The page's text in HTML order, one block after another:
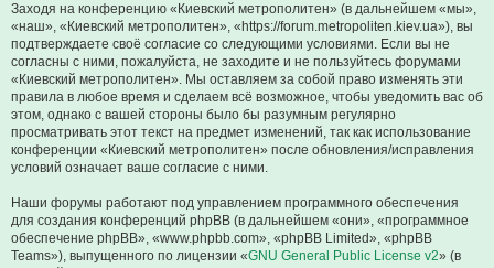
Заходя на конференцию «Киевский метрополитен» (в дальнейшем «мы»,
«наш», «Киевский метрополитен», «https://forum.metropoliten.kiev.ua»), вы
подтверждаете своё согласие со следующими условиями. Если вы не
согласны с ними, пожалуйста, не заходите и не пользуйтесь форумами
«Киевский метрополитен». Мы оставляем за собой право изменять эти
правила в любое время и сделаем всё возможное, чтобы уведомить вас об
этом, однако с вашей стороны было бы разумным регулярно
просматривать этот текст на предмет изменений, так как использование
конференции «Киевский метрополитен» после обновления/исправления
условий означает ваше согласие с ними.
Наши форумы работают под управлением программного обеспечения
для создания конференций phpBB (в дальнейшем «они», «программное
обеспечение phpBB», «www.phpbb.com», «phpBB Limited», «phpBB
Teams»), выпущенного по лицензии «GNU General Public License v2» (в